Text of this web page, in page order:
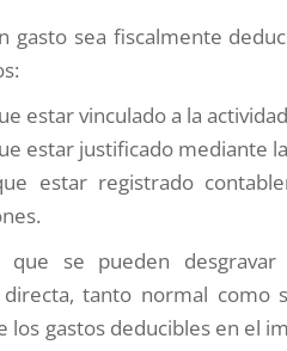
gasto sea fiscalmente
estar vinculado a la
estar justificado mediante
estar registrado
que se pueden
tanto normal como
los gastos deducibles en el